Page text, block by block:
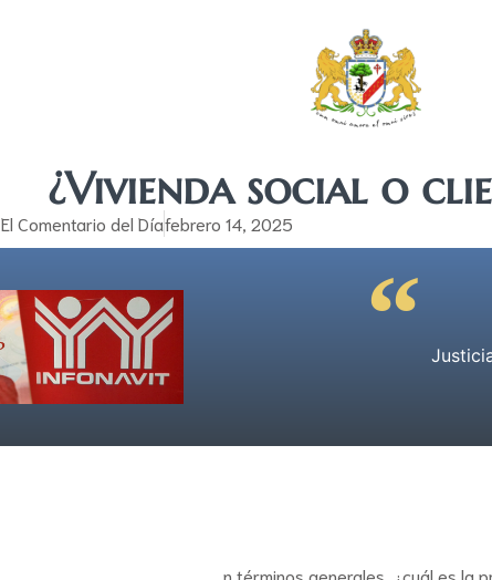
¿Vivienda social o
El Comentario del Díafebrero 14, 2025
n términos generales, ¿cuál es la